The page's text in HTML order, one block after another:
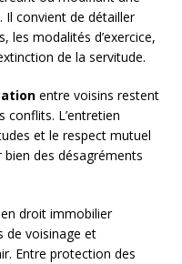
Il convient de détailler
les modalités d’exercice,
de la servitude.
entre voisins restent
conflits. L’entretien
et le respect mutuel
des désagréments
droit immobilier
de voisinage et
Entre protection des